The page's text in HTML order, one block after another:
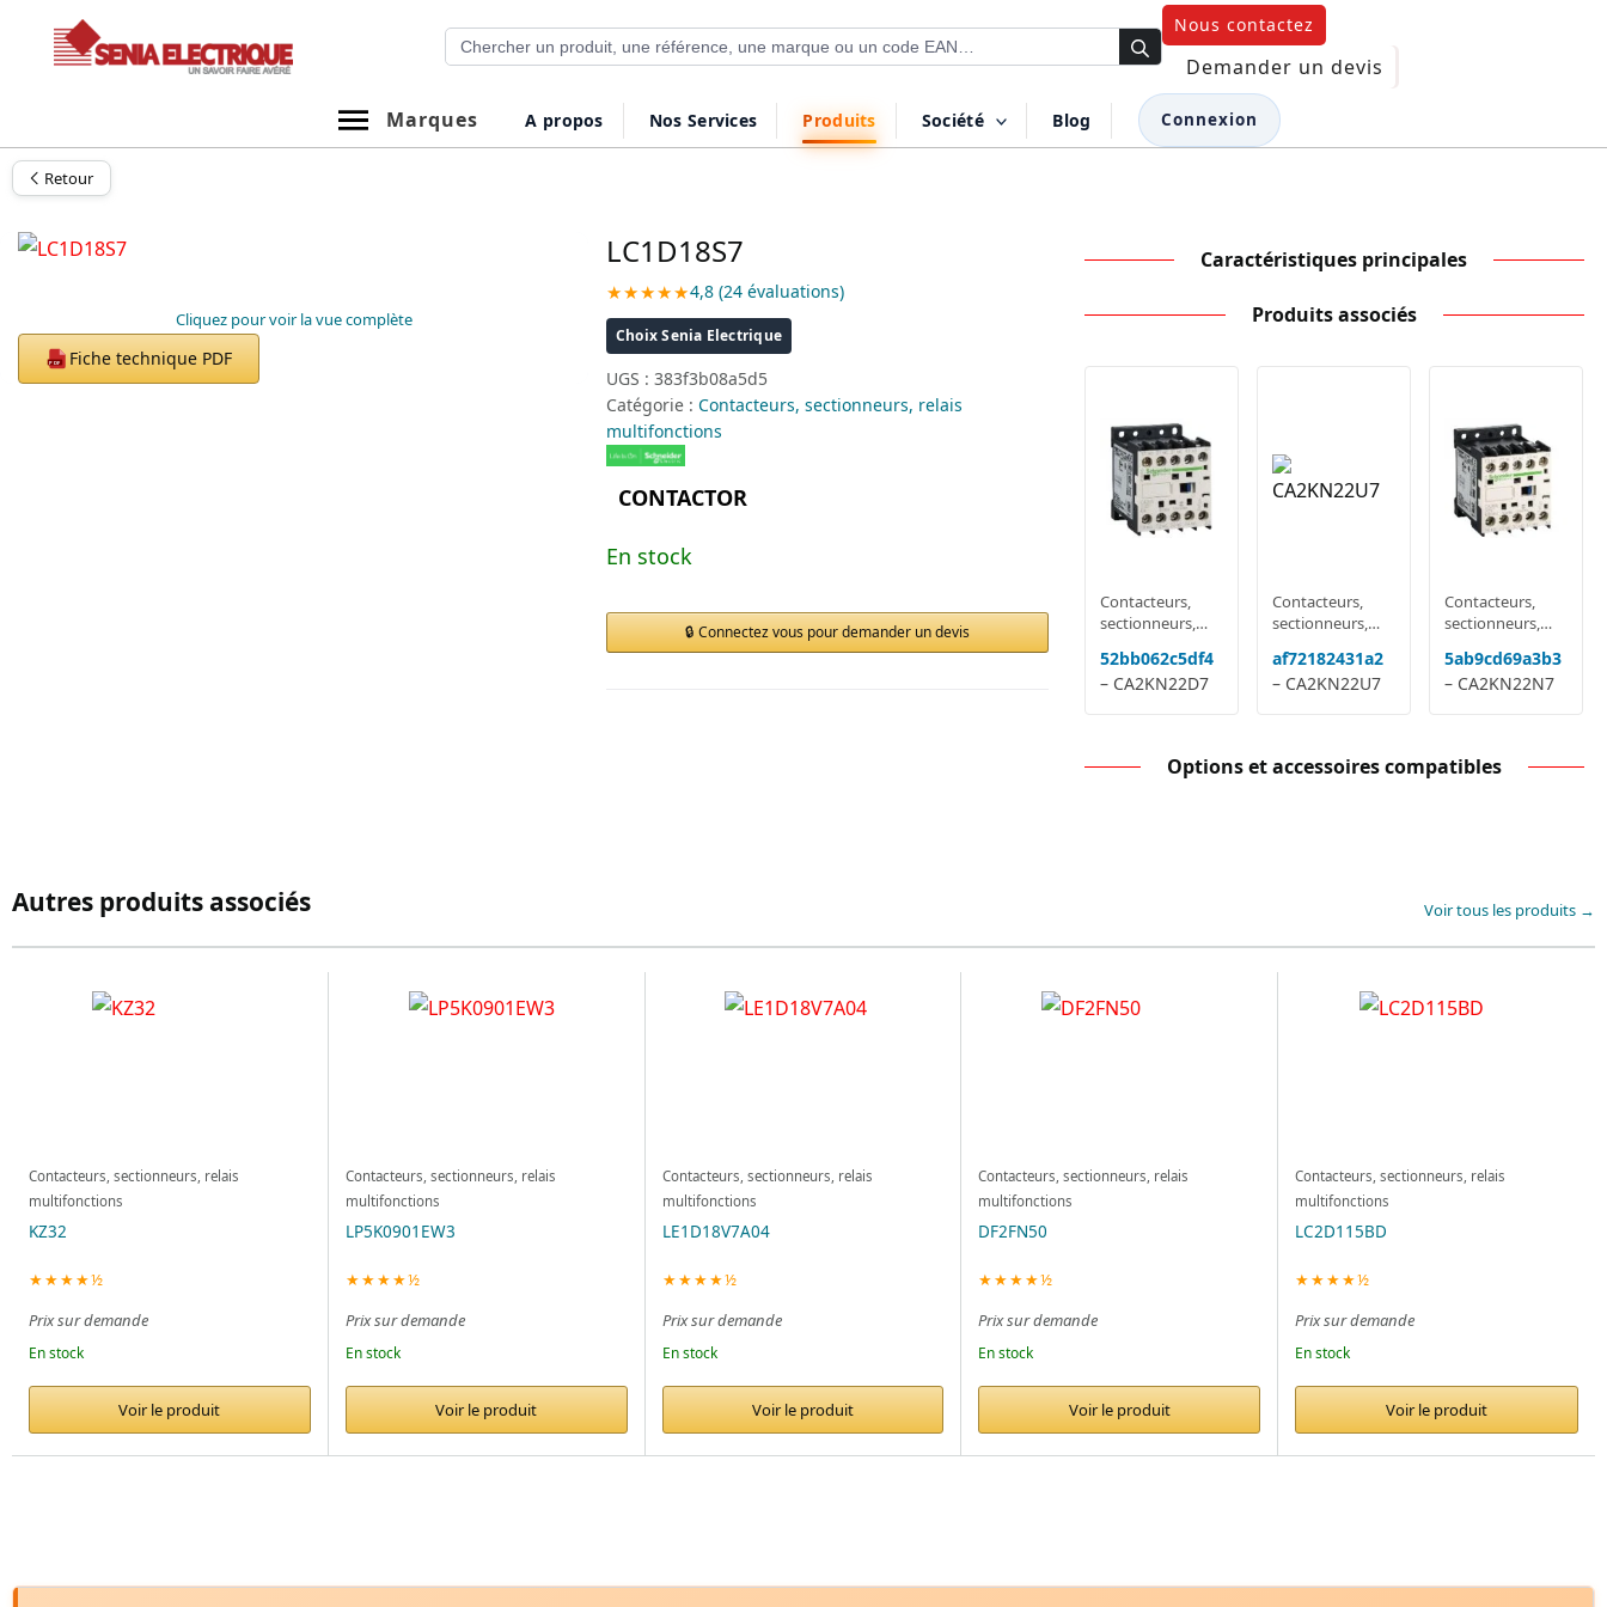
Recherche de produits
Nous contactez
Demander un devis
Marques
A propos Nos Services Produits Société Blog Connexion
Retour
Cliquez pour voir la vue complète
PDF Fiche technique PDF
LC1D18S7
★★★★★4,8 (24 évaluations)
Choix Senia Electrique
UGS : 383f3b08a5d5
Catégorie : Contacteurs, sectionneurs, relais
multifonctions
CONTACTOR
En stock
Connectez vous pour demander un devis
Caractéristiques principales
Produits associés
Contacteurs,
sectionneurs,
multifonctions
52bb062c5df4
– CA2KN22D7
Contacteurs,
sectionneurs,
multifonctions
af72182431a2
– CA2KN22U7
Contacteurs,
sectionneurs,
multifonctions
5ab9cd69a3b3
– CA2KN22N7
Options et accessoires compatibles
Autres produits associés Voir tous les produits →
Contacteurs, sectionneurs, relais
multifonctions
KZ32
★★★★½
Prix sur demande
En stock
Voir le produit
Contacteurs, sectionneurs, relais
multifonctions
LP5K0901EW3
★★★★½
Prix sur demande
En stock
Voir le produit
Contacteurs, sectionneurs, relais
multifonctions
LE1D18V7A04
★★★★½
Prix sur demande
En stock
Voir le produit
Contacteurs, sectionneurs, relais
multifonctions
DF2FN50
★★★★½
Prix sur demande
En stock
Voir le produit
Contacteurs, sectionneurs, relais
multifonctions
LC2D115BD
★★★★½
Prix sur demande
En stock
Voir le produit